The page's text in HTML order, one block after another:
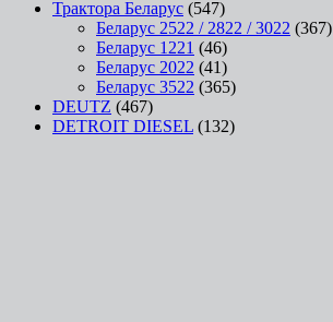
Трактора Беларус (547)
Беларус 2522 / 2822 / 3022 (367)
Беларус 1221 (46)
Беларус 2022 (41)
Беларус 3522 (365)
DEUTZ (467)
DETROIT DIESEL (132)